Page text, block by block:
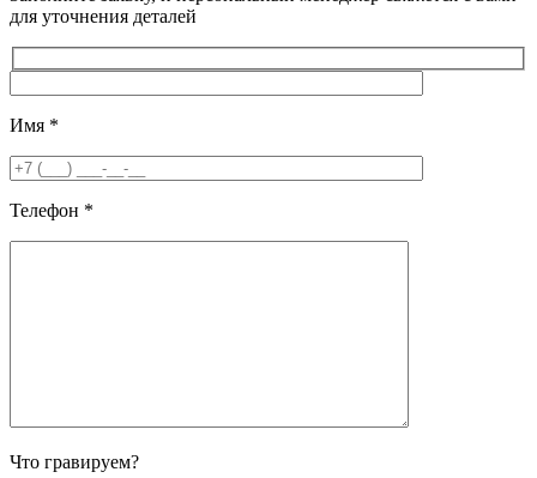
для уточнения деталей
Имя *
Телефон *
Что гравируем?